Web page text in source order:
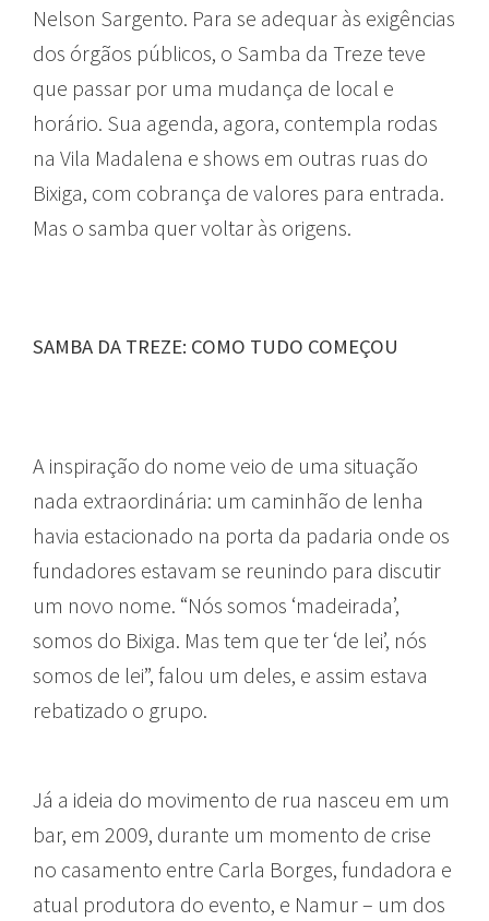
Nelson Sargento. Para se adequar às exigências
dos órgãos públicos, o Samba da Treze teve
que passar por uma mudança de local e
horário. Sua agenda, agora, contempla rodas
na Vila Madalena e shows em outras ruas do
Bixiga, com cobrança de valores para entrada.
Mas o samba quer voltar às origens.
SAMBA DA TREZE: COMO TUDO COMEÇOU
A inspiração do nome veio de uma situação
nada extraordinária: um caminhão de lenha
havia estacionado na porta da padaria onde os
fundadores estavam se reunindo para discutir
um novo nome. “Nós somos ‘madeirada’,
somos do Bixiga. Mas tem que ter ‘de lei’, nós
somos de lei”, falou um deles, e assim estava
rebatizado o grupo.
Já a ideia do movimento de rua nasceu em um
bar, em 2009, durante um momento de crise
no casamento entre Carla Borges, fundadora e
atual produtora do evento, e Namur – um dos